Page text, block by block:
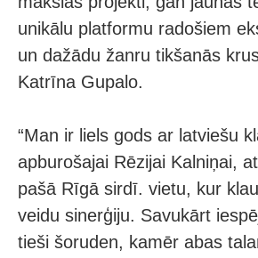
unikālu platformu radošiem
un dažādu žanru tikšanās
Katrīna Gupalo.
“Man ir liels gods ar latviešu
apburošajai Rēzijai Kalniņai,
pašā Rīgā sirdī. vietu, kur
veidu sinerģiju. Savukārt
tieši šoruden, kamēr abas